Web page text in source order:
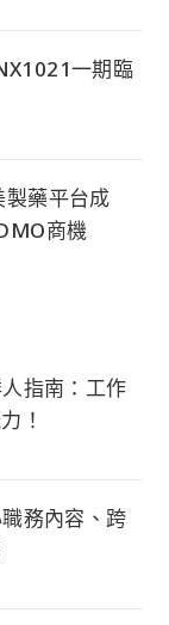
一期臨
藥平台成
商機
指南：工作
！
務內容、跨